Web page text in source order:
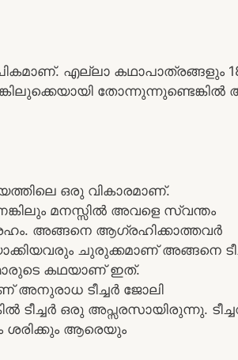
എല്ലാ കഥാപാത്രങ്ങളും 18
തോന്നുന്നുണ്ടെങ്കിൽ
ഒരു വികാരമാണ്.
മനസ്സിൽ അവളെ സ്വന്തം
അങ്ങനെ ആഗ്രഹിക്കാത്തവർ
ചുരുക്കമാണ് അങ്ങനെ
കഥയാണ് ഇത്.
അനുരാധ ടീച്ചർ ജോലി
ടീച്ചർ ഒരു അപ്സരസായിരുന്നു.
ശരിക്കും ആരെയും